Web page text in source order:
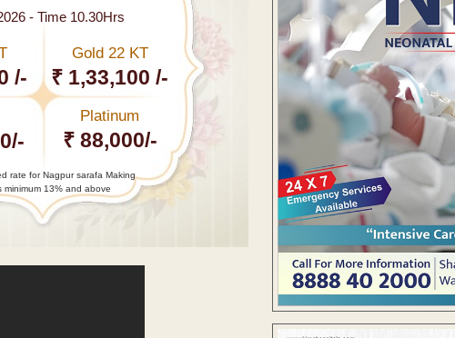
- Time 10.30Hrs
/-
Gold 22 KT
₹ 1,33,100 /-
Platinum
₹ 88,000/-
rate for Nagpur sarafa Making
minimum 13% and above